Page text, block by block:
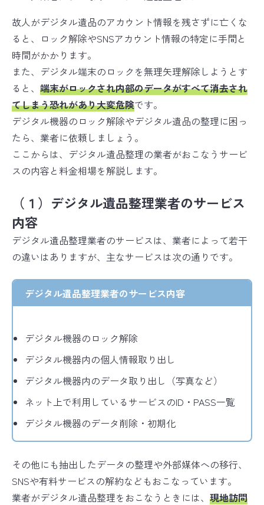
故人がデジタル遺品のアカウント情報を残さずに亡くな
ると、ロック解除やSNSアカウント情報の特定に手間と
時間がかかります。
また、デジタル端末のロックを無理矢理解除しようとす
ると、 端末がロックされ内部のデータがすべて消去され
てしまう恐れがあり大変危険です。
デジタル機器のロック解除やデジタル遺品の整理に困っ
たら、業者に依頼しましょう。
ここからは、デジタル遺品整理の業者がおこなうサービ
スの内容と料金相場を解説します。
（１）デジタル遺品整理業者のサービス
内容
デジタル遺品整理業者のサービスは、業者によって若干
の違いはありますが、主なサービスは次の通りです。
デジタル遺品整理業者のサービス内容
デジタル機器のロック解除
デジタル機器内の個人情報取り出し
デジタル機器内のデータ取り出し（写真など）
ネット上で利用しているサービスのID・PASS一覧
デジタル機器のデータ削除・初期化
その他にも抽出したデータの整理や外部媒体への移行、
SNSや有料サービスの解約などもおこなっています。
業者がデジタル遺品整理をおこなうときには、 現地訪問